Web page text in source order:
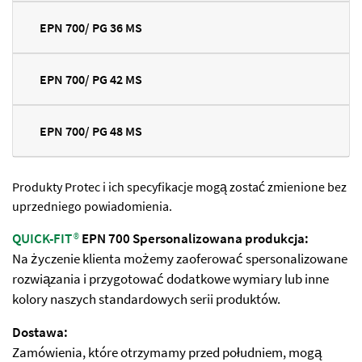
EPN 700/ PG 36 MS
EPN 700/ PG 42 MS
EPN 700/ PG 48 MS
Produkty Protec i ich specyfikacje mogą zostać zmienione bez
uprzedniego powiadomienia.
QUICK-FIT®EPN 700 Spersonalizowana produkcja:
Na życzenie klienta możemy zaoferować spersonalizowane
rozwiązania i przygotować dodatkowe wymiary lub inne
kolory naszych standardowych serii produktów.
Dostawa:
Zamówienia, które otrzymamy przed południem, mogą